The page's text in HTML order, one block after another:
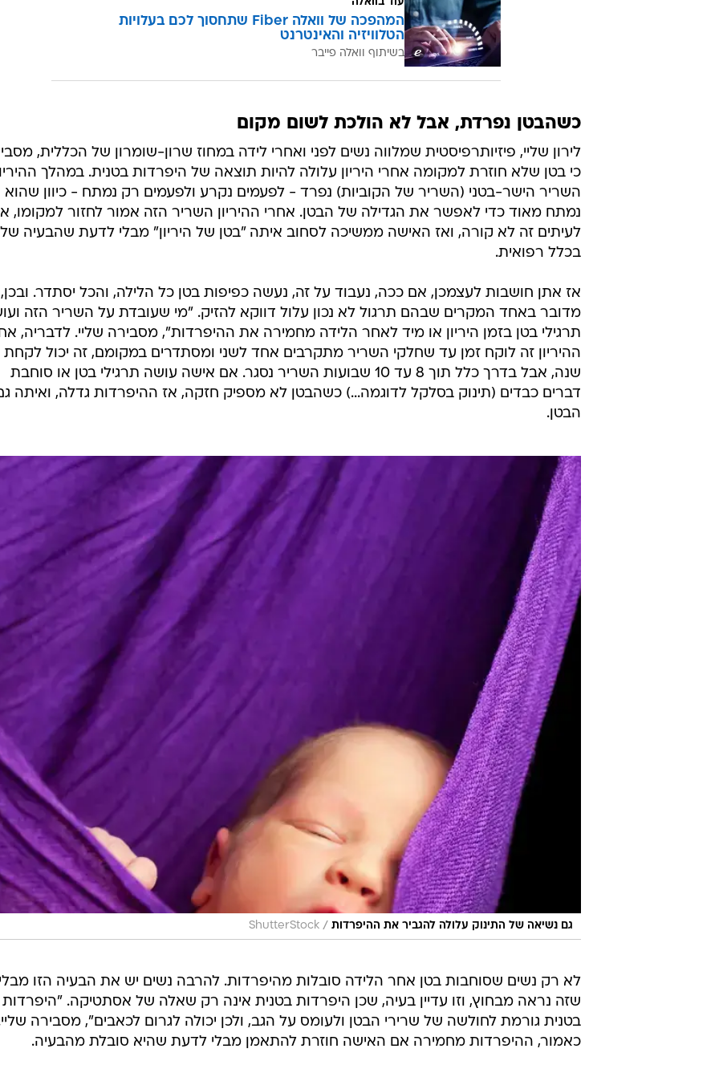
המהפכה של וואלה Fiber שתחסוך לכם בעלויות
הטלוויזיה והאינטרנט
בשיתוף וואלה פייבר
כשהבטן נפרדת, אבל לא הולכת לשום מקום
לירון שליי, פיזיותרפיסטית שמלווה נשים לפני ואחרי לידה במחוז שרון-שומרון של הכללית,
כי בטן שלא חוזרת למקומה אחרי היריון עלולה להיות תוצאה של היפרדות בטנית. במהלך
השריר הישר-בטני (השריר של הקוביות) נפרד - לפעמים נקרע ולפעמים רק נמתח - כיוון שהוא
נמתח מאוד כדי לאפשר את הגדילה של הבטן. אחרי ההיריון השריר הזה אמור לחזור למקומו,
לעיתים זה לא קורה, ואז האישה ממשיכה לסחוב איתה "בטן של היריון" מבלי לדעת שהבעיה
בכלל רפואית.
אז אתן חושבות לעצמכן, אם ככה, נעבוד על זה, נעשה כפיפות בטן כל הלילה, והכל יסתדר.
מדובר באחד המקרים שבהם תרגול לא נכון עלול דווקא להזיק. "מי שעובדת על השריר הזה
תרגילי בטן בזמן היריון או מיד לאחר הלידה מחמירה את ההיפרדות", מסבירה שליי. לדבריה,
ההיריון זה לוקח זמן עד שחלקי השריר מתקרבים אחד לשני ומסתדרים במקומם, זה יכול לקחת
שנה, אבל בדרך כלל תוך 8 עד 10 שבועות השריר נסגר. אם אישה עושה תרגילי בטן או סוחבת
דברים כבדים (תינוק בסלקל לדוגמה...) כשהבטן לא מספיק חזקה, אז ההיפרדות גדלה, ואיתה
הבטן.
גם נשיאה של התינוק עלולה להגביר את ההיפרדות /
ShutterStock
לא רק נשים שסוחבות בטן אחר הלידה סובלות מהיפרדות. להרבה נשים יש את הבעיה הזו
שזה נראה מבחוץ, וזו עדיין בעיה, שכן היפרדות בטנית אינה רק שאלה של אסתטיקה. "היפרדות
בטנית גורמת לחולשה של שרירי הבטן ולעומס על הגב, ולכן יכולה לגרום לכאבים", מסבירה
כאמור, ההיפרדות מחמירה אם האישה חוזרת להתאמן מבלי לדעת שהיא סובלת מהבעיה.